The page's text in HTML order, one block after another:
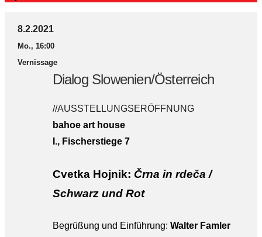
8.2.2021
Mo., 16:00
Vernissage
Dialog Slowenien/Österreich
//AUSSTELLUNGSERÖFFNUNG
bahoe art house
I., Fischerstiege 7
Cvetka Hojnik: Črna in rdeča /
Schwarz und Rot
Begrüßung und Einführung: Walter Famler